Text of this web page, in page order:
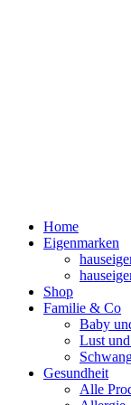
Home
Eigenmarken
Shop
Familie & Co
Baby
Lust
Gesundheit
Alle